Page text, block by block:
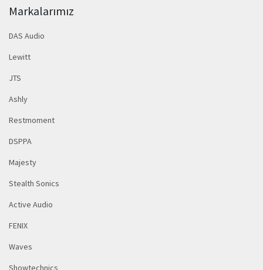
Markalarımız
DAS Audio
Lewitt
JTS
Ashly
Restmoment
DSPPA
Majesty
Stealth Sonics
Active Audio
FENIX
Waves
Showtechnics